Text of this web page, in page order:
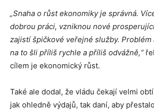
„Snaha o růst ekonomiky je správná.
dobrou práci, vzniknou nové
zajistí špičkové veřejné služby. Problém
na to šli příliš rychle a příliš odvážně,“
cílem je ekonomický růst.
Také ale dodal, že vládu čekají velmi
jak ohledně výdajů, tak daní, aby